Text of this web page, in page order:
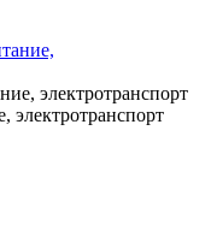
электротранспорт
электротранспорт